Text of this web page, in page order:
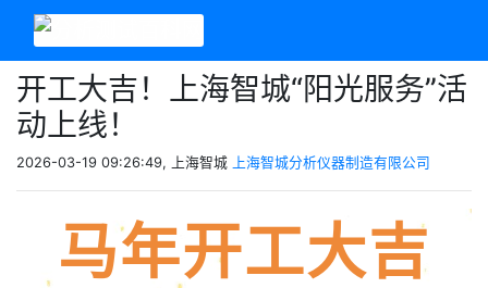
开工大吉！上海智城“阳光服务”活
动上线！
2026-03-19 09:26:49, 上海智城 上海智城分析仪器制造有限公司
马年开工大吉